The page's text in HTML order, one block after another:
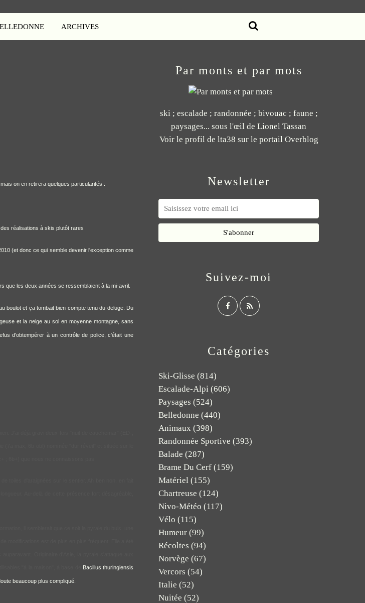
ARCHIVES
on en retirera quelques particularités :
réalisations à skis plutôt rares
(et donc ce qui semble devenir l'exception comme
que les deux années se ressemblaient à la mi-avril.
boulot et ça tombait bien compte tenu du deluge. Du
et la neige au sol en moyenne montagne, sans
d'obtempérer à un contrôle de police, c'était une
Bacillus thuringiensis
beaucoup plus compliqué.
Newsletter
Catégories
Ski-Glisse (814)
Escalade-Alpi (606)
Paysages (524)
Belledonne (440)
Animaux (398)
Randonnée Sportive (393)
Balade (287)
Brame Du Cerf (159)
Matériel (155)
Chartreuse (124)
Nivo-Météo (117)
Vélo (115)
Humeur (99)
Récoltes (94)
Norvège (67)
Vercors (54)
Italie (52)
Nuitée (52)
Par monts et par mots
ski ; escalade ; randonnée ; bivouac ; faune ;
paysages... sous l'œil de Lionel Tassan
Voir le profil de lta38 sur le portail Overblog
Suivez-moi